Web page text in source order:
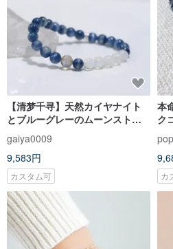
【清梦千寻】天然カイヤナイト
とブルーグレーのムーンストー
純銀製アクセサリー付きオリジ
ナルギフト
gaiya0009
9,583円
カスタム可
本
ク
係
カ